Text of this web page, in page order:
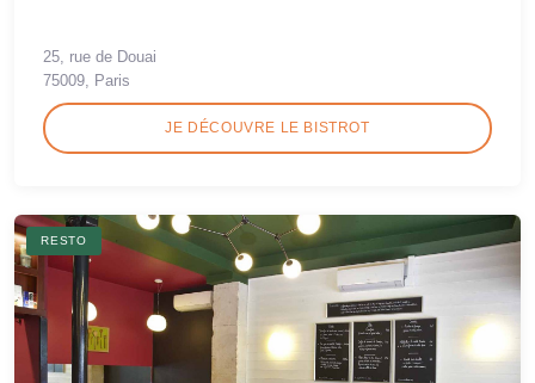
25, rue de Douai
75009, Paris
JE DÉCOUVRE LE BISTROT
RESTO